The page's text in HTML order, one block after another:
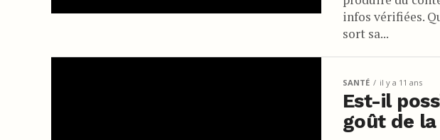
infos vérifiées.
sort sa...
SANTÉ il y a 11 ans
Est-il
goût de